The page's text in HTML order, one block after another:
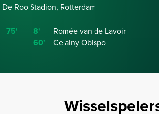
Roo Stadion, Rotterdam
75' 8'
Romée van de Lavoir
60'
Celainy Obispo